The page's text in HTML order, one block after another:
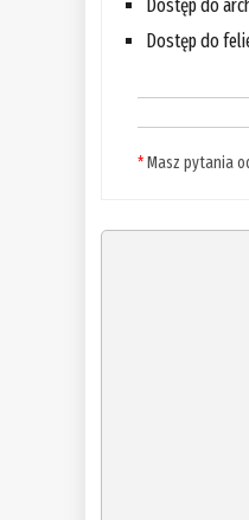
Dostęp do
Dostęp do
*Masz pytania